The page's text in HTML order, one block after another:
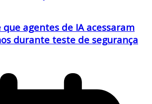
agentes de IA acessaram
durante teste de segurança